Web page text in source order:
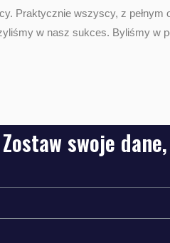
Praktycznie wszyscy, z
w nasz sukces. Byliśmy w
Zostaw swoje